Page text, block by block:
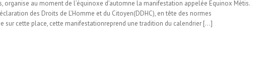
organise au moment de l’équinoxe d’automne la manifestation appelée Equinox Mètis.
des Droits de L’Homme et du Citoyen(DDHC), en tête des normes
sur cette place, cette manifestationreprend une tradition du calendrier […]